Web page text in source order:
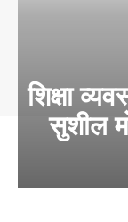
शिक्षा
सुशील